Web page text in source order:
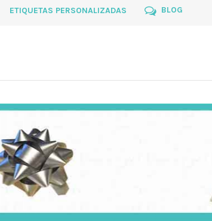
ETIQUETAS PERSONALIZADAS BLOG